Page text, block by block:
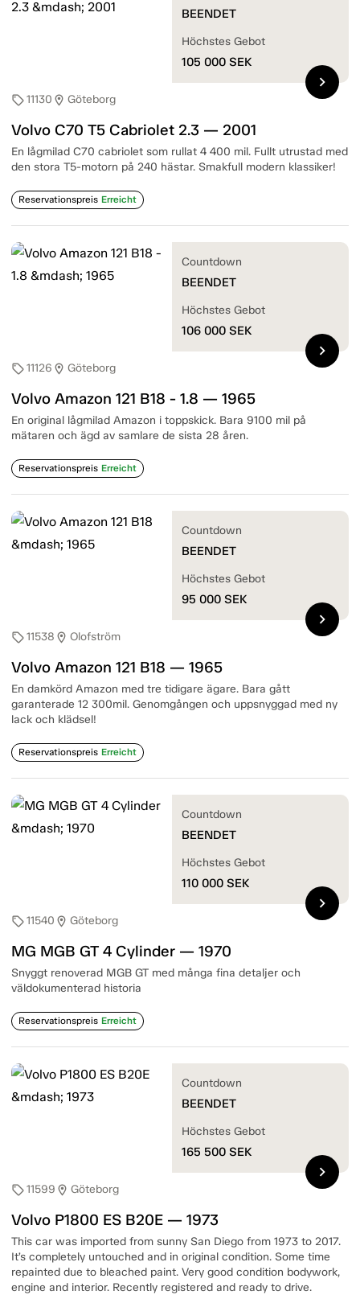
sell11130 location_on Göteborg
Volvo C70 T5 Cabriolet 2.3 — 2001
En lågmilad C70 cabriolet som rullat 4 400 mil. Fullt utrustad med
den stora T5-motorn på 240 hästar. Smakfull modern klassiker!
Reservationspreis Erreicht
BEENDET
Höchstes Gebot
105 000 SEK
chevron_right
sell11126 location_on Göteborg
Volvo Amazon 121 B18 - 1.8 — 1965
En original lågmilad Amazon i toppskick. Bara 9100 mil på
mätaren och ägd av samlare de sista 28 åren.
Reservationspreis Erreicht
Countdown
BEENDET
Höchstes Gebot
106 000 SEK
chevron_right
sell11538 location_on Olofström
Volvo Amazon 121 B18 — 1965
En damkörd Amazon med tre tidigare ägare. Bara gått
garanterade 12 300mil. Genomgången och uppsnyggad med ny
lack och klädsel!
Reservationspreis Erreicht
Countdown
BEENDET
Höchstes Gebot
95 000 SEK
chevron_right
sell11540 location_on Göteborg
MG MGB GT 4 Cylinder — 1970
Snyggt renoverad MGB GT med många fina detaljer och
väldokumenterad historia
Reservationspreis Erreicht
Countdown
BEENDET
Höchstes Gebot
110 000 SEK
chevron_right
sell11599 location_on Göteborg
Volvo P1800 ES B20E — 1973
This car was imported from sunny San Diego from 1973 to 2017.
It’s completely untouched and in original condition. Some time
repainted due to bleached paint. Very good condition bodywork,
engine and interior. Recently registered and ready to drive.
Countdown
BEENDET
Höchstes Gebot
165 500 SEK
chevron_right